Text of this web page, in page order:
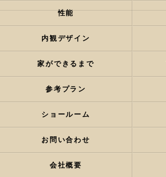
性能
内観デザイン
家ができるまで
参考プラン
ショールーム
お問い合わせ
会社概要